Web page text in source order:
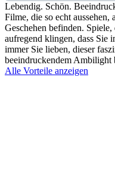
Lebendig. Schön.
Filme, die so echt
Geschehen befinden.
aufregend klingen, dass Sie
immer Sie lieben, dieser
beeindruckendem Ambilight
Alle Vorteile anzeigen